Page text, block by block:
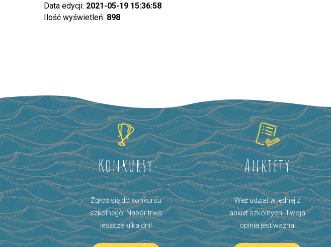
Data edycji: 2021-05-19 15:36:58
Ilość wyświetleń: 898
Konkursy
Zgłoś się do konkursu
szkolnego! Nabór trwa
jeszcze kilka dni!
Ankiety
Weź udział w jednej z
ankiet szkolnych! Twoja
opinia jest ważna!